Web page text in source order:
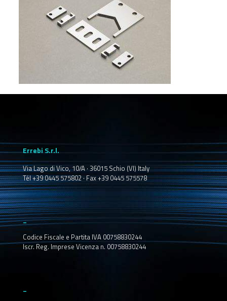
Errebi S.r.l.
Via Lago di Vico, 10/A · 36015 Schio (VI) Italy
Tél +39 0445 575802 · Fax +39 0445 575578
_
Codice Fiscale e Partita IVA 00758830244
Iscr. Reg. Imprese Vicenza n. 00758830244